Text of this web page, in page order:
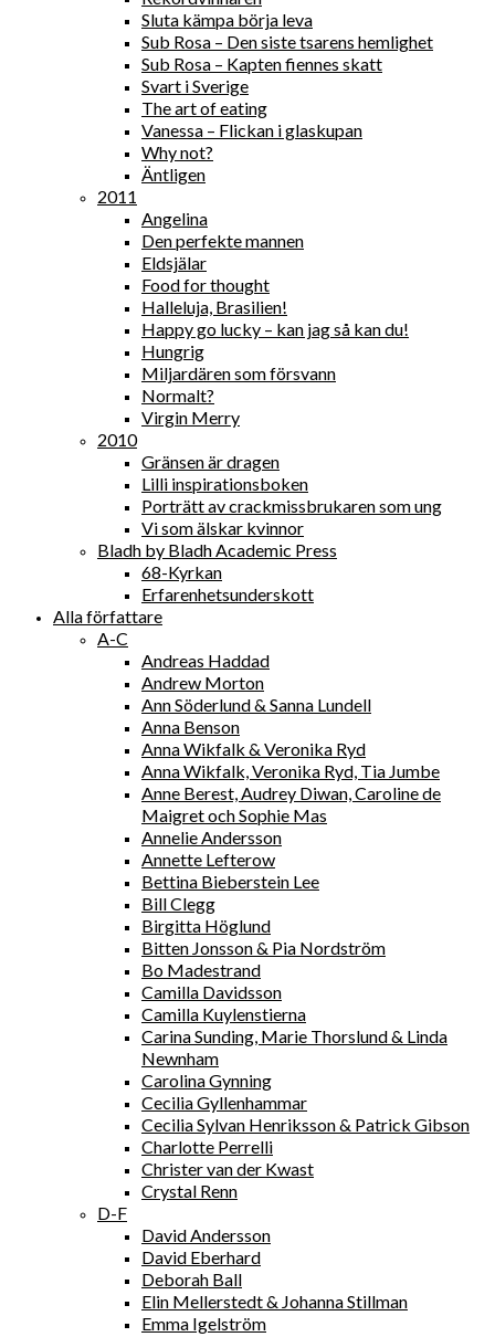
Sluta kämpa börja leva
Sub Rosa – Den siste tsarens hemlighet
Sub Rosa – Kapten fiennes skatt
Svart i Sverige
The art of eating
Vanessa – Flickan i glaskupan
Why not?
Äntligen
2011
Angelina
Den perfekte mannen
Eldsjälar
Food for thought
Halleluja, Brasilien!
Happy go lucky – kan jag så kan du!
Hungrig
Miljardären som försvann
Normalt?
Virgin Merry
2010
Gränsen är dragen
Lilli inspirationsboken
Porträtt av crackmissbrukaren som ung
Vi som älskar kvinnor
Bladh by Bladh Academic Press
68-Kyrkan
Erfarenhetsunderskott
Alla författare
A-C
Andreas Haddad
Andrew Morton
Ann Söderlund & Sanna Lundell
Anna Benson
Anna Wikfalk & Veronika Ryd
Anna Wikfalk, Veronika Ryd, Tia Jumbe
Anne Berest, Audrey Diwan, Caroline de
Maigret och Sophie Mas
Annelie Andersson
Annette Lefterow
Bettina Bieberstein Lee
Bill Clegg
Birgitta Höglund
Bitten Jonsson & Pia Nordström
Bo Madestrand
Camilla Davidsson
Camilla Kuylenstierna
Carina Sunding, Marie Thorslund & Linda
Newnham
Carolina Gynning
Cecilia Gyllenhammar
Cecilia Sylvan Henriksson & Patrick Gibson
Charlotte Perrelli
Christer van der Kwast
Crystal Renn
D-F
David Andersson
David Eberhard
Deborah Ball
Elin Mellerstedt & Johanna Stillman
Emma Igelström